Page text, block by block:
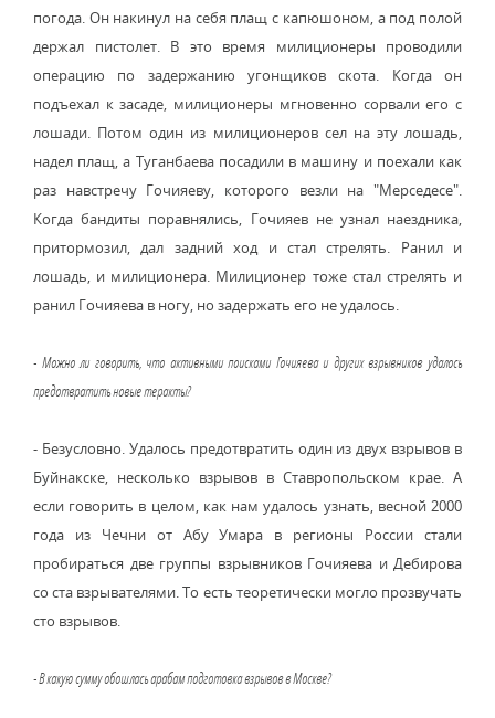
погода. Он накинул на себя плащ с капюшоном, а под полой
держал пистолет. В это время милиционеры проводили
операцию по задержанию угонщиков скота. Когда он
подъехал к засаде, милиционеры мгновенно сорвали его с
лошади. Потом один из милиционеров сел на эту лошадь,
надел плащ, а Туганбаева посадили в машину и поехали как
раз навстречу Гочияеву, которого везли на "Мерседесе".
Когда бандиты поравнялись, Гочияев не узнал наездника,
притормозил, дал задний ход и стал стрелять. Ранил и
лошадь, и милиционера. Милиционер тоже стал стрелять и
ранил Гочияева в ногу, но задержать его не удалось.
- Можно ли говорить, что активными поисками Гочияева и других взрывников удалось
предотвратить новые теракты?
- Безусловно. Удалось предотвратить один из двух взрывов в
Буйнакске, несколько взрывов в Ставропольском крае. А
если говорить в целом, как нам удалось узнать, весной 2000
года из Чечни от Абу Умара в регионы России стали
пробираться две группы взрывников Гочияева и Дебирова
со ста взрывателями. То есть теоретически могло прозвучать
сто взрывов.
- В какую сумму обошлась арабам подготовка взрывов в Москве?